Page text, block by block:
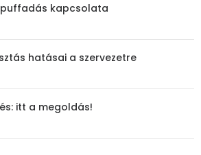
puffadás kapcsolata
hatásai a szervezetre
itt a megoldás!